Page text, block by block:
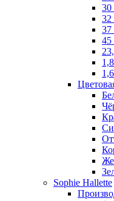
30
32
37
45
Sophie Hallette